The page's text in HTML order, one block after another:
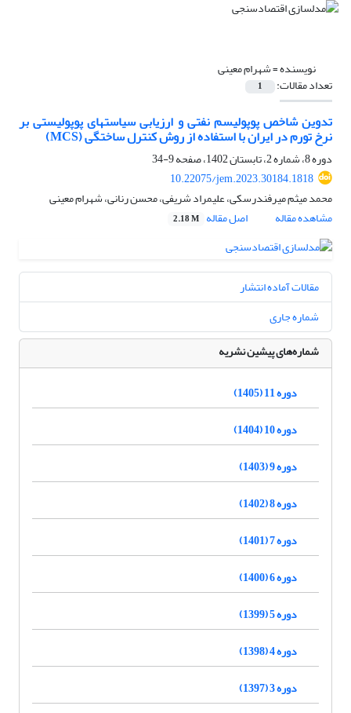
نویسنده =شهرام معینی
تعداد مقالات: 1
تدوین شاخص پوپولیسم نفتی و ارزیابی سیاست‮های پوپولیستی بر
نرخ تورم در ایران ‬با استفاده از روش کنترل ساختگی (MCS)‬‬‬‬‬‬‬‬‬‬‬‬‬‬‬‬‬‬‬‬‬‬‬‬‬‬‬‬‬‬‬‬‬‬‬‬‬‬
دوره 8، شماره 2، تابستان 1402، صفحه
9-34
10.22075/jem.2023.30184.1818
محمد میثم میرفندرسکی، علیمراد شریفی، محسن رنانی، شهرام معینی
مشاهده مقاله
اصل مقاله 2.18 M
مقالات آماده انتشار
شماره جاری
شماره‌های پیشین نشریه
دوره 11 (1405)
دوره 10 (1404)
دوره 9 (1403)
دوره 8 (1402)
دوره 7 (1401)
دوره 6 (1400)
دوره 5 (1399)
دوره 4 (1398)
دوره 3 (1397)